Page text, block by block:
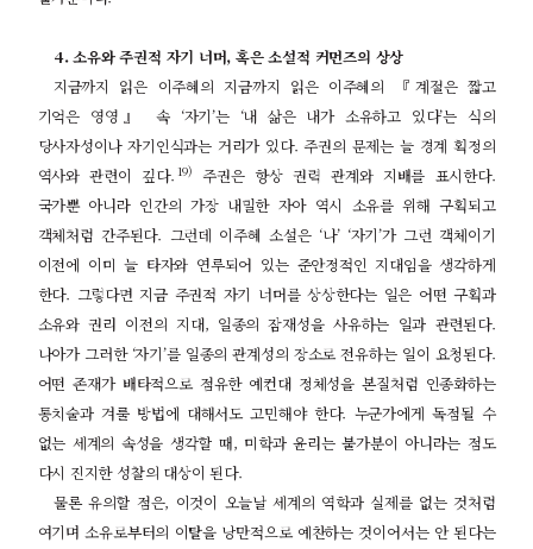
4.소유와 주권적 자기 너머,혹은 소설적 커먼즈의 상상
지금까지 읽은 이주혜의 지금까지 읽은 이주혜의
『계절은 짧고
기억은 영영 』속 ‘자기’는 ‘내 삶은 내가 소유하고 있다’는 식의
당사자성이나 자기인식과는 거리가 있다. 주권의 문제는 늘 경계 획정의
역사와 관련이 깊다. 19) 주권은 항상 권력 관계와 지배를 표시한다.
국가뿐 아니라 인간의 가장 내밀한 자아 역시 소유를 위해 구획되고
객체처럼 간주된다. 그런데 이주혜 소설은 ‘나’ ‘자기’가 그런 객체이기
이전에 이미 늘 타자와 연루되어 있는 준안정적인 지대임을 생각하게
한다. 그렇다면 지금 주권적 자기 너머를 상상한다는 일은 어떤 구획과
소유와 권리 이전의 지대, 일종의 잠재성을 사유하는 일과 관련된다.
나아가 그러한 ‘자기’를 일종의 관계성의 장소로 전유하는 일이 요청된다.
어떤 존재가 배타적으로 점유한 예컨대 정체성을 본질처럼 인종화하는
통치술과 겨룰 방법에 대해서도 고민해야 한다. 누군가에게 독점될 수
없는 세계의 속성을 생각할 때, 미학과 윤리는 불가분이 아니라는 점도
다시 진지한 성찰의 대상이 된다.
물론 유의할 점은, 이것이 오늘날 세계의 역학과 실제를 없는 것처럼
여기며 소유로부터의 이탈을 낭만적으로 예찬하는 것이어서는 안 된다는